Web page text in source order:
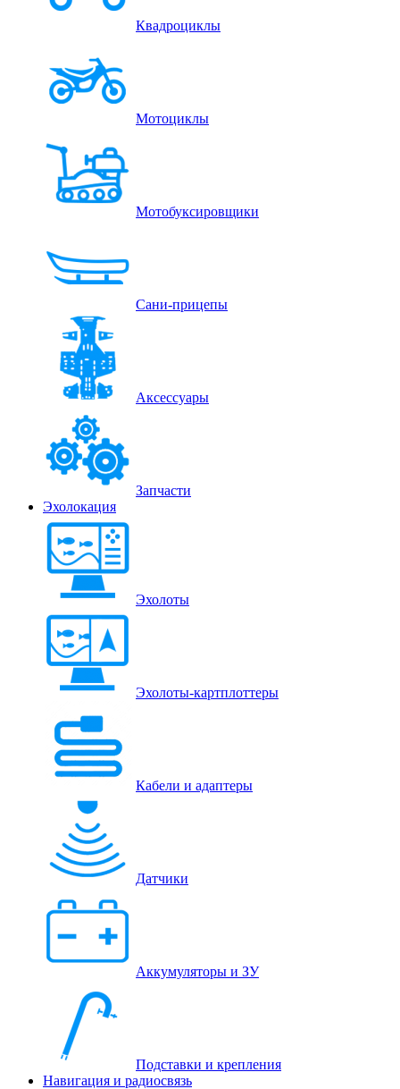
Квадроциклы
Мотоциклы
Мотобуксировщики
Сани-прицепы
Аксессуары
Запчасти
Эхолокация
Эхолоты
Эхолоты-картплоттеры
Кабели и адаптеры
Датчики
Аккумуляторы и ЗУ
Подставки и крепления
Навигация и радиосвязь